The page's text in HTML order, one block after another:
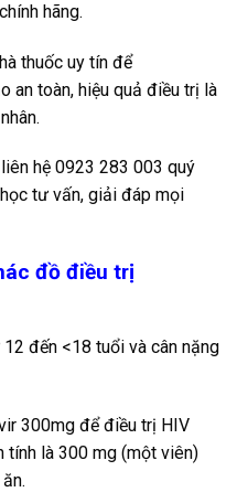
hãng.
thuốc uy tín để
an toàn, hiệu quả điều trị là
hệ 0923 283 003 quý
tư vấn, giải đáp mọi
đồ điều trị
đến <18 tuổi và cân nặng
300mg để điều trị HIV
tính là 300 mg (một viên)